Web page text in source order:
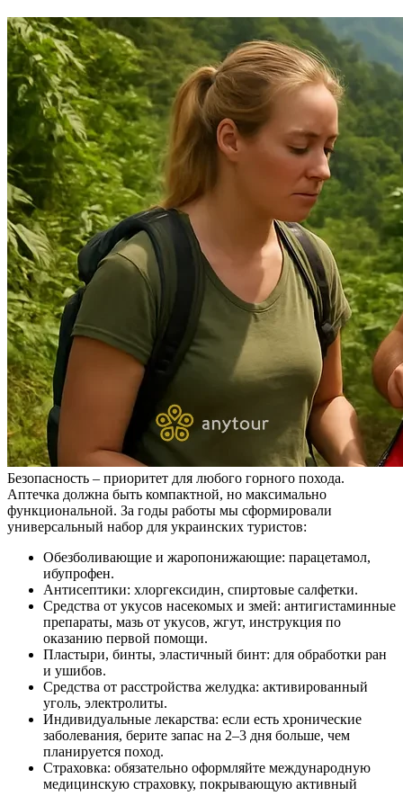
Безопасность – приоритет для любого горного похода.
Аптечка должна быть компактной, но максимально
функциональной. За годы работы мы сформировали
универсальный набор для украинских туристов:
Обезболивающие и жаропонижающие: парацетамол,
ибупрофен.
Антисептики: хлоргексидин, спиртовые салфетки.
Средства от укусов насекомых и змей: антигистаминные
препараты, мазь от укусов, жгут, инструкция по
оказанию первой помощи.
Пластыри, бинты, эластичный бинт: для обработки ран
и ушибов.
Средства от расстройства желудка: активированный
уголь, электролиты.
Индивидуальные лекарства: если есть хронические
заболевания, берите запас на 2–3 дня больше, чем
планируется поход.
Страховка: обязательно оформляйте международную
медицинскую страховку, покрывающую активный